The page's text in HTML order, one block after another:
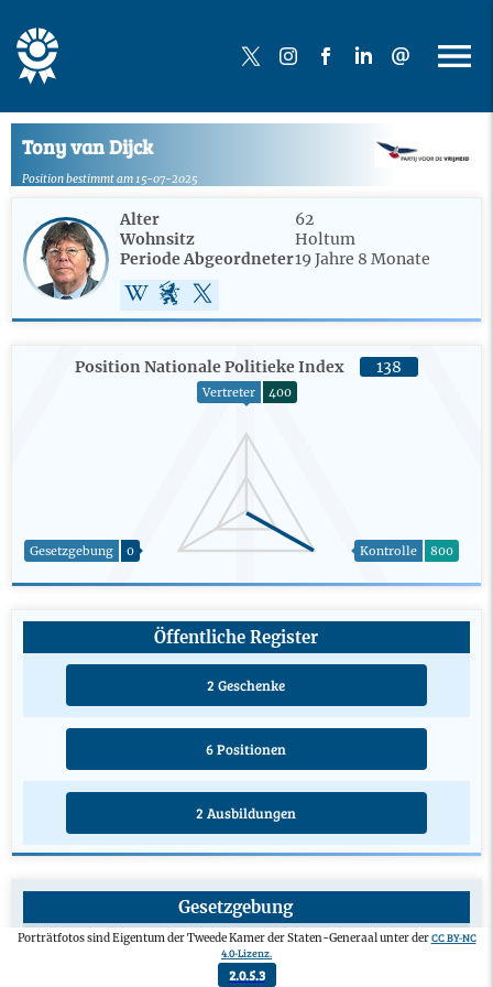
Tony van Dijck
Position bestimmt am 15-07-2025
Alter
62
Wohnsitz
Holtum
Periode Abgeordneter19 Jahre 8 Monate
Position Nationale Politieke Index 138
Gesetzgebung 0
Vertreter 400
Kontrolle 800
Öffentliche Register
2 Geschenke
6 Positionen
2 Ausbildungen
Gesetzgebung
Gesetzentwurf eines privaten Mitglieds
0
Verabschiedeter Änderungsantrag
Porträtfotos sind Eigentum der Tweede Kamer der Staten-Generaal unter derCC BY-NC
4.0-Lizenz.
2.0.5.3